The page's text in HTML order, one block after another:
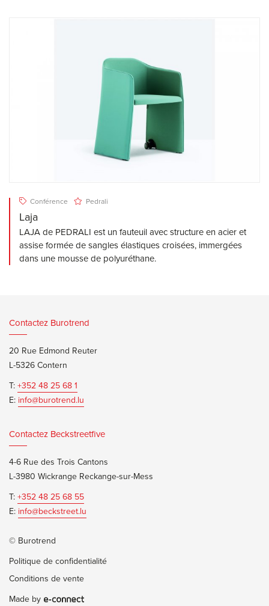
Conférence Pedrali
Laja
LAJA de PEDRALI est un fauteuil avec structure en acier et
assise formée de sangles élastiques croisées, immergées
dans une mousse de polyuréthane.
Contactez Burotrend
20 Rue Edmond Reuter
L-5326 Contern
T:+352 48 25 68 1
E: info@burotrend.lu
Contactez Beckstreetfive
4-6 Rue des Trois Cantons
L-3980 Wickrange Reckange-sur-Mess
T:+352 48 25 68 55
E: info@beckstreet.lu
© Burotrend
Politique de confidentialité
Conditions de vente
Made by